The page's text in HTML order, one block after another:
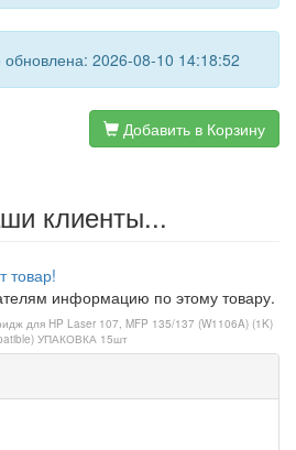
2026-08-10 14:18:52
Добавить в Корзину
клиенты...
товар!
информацию по этому товару.
для HP Laser 107, MFP 135/137 (W1106A) (1K)
УПАКОВКА 15шт